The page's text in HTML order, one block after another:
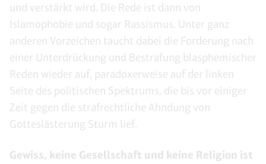
und verstärkt wird. Die Rede ist dann von
Islamophobie und sogar Rassismus. Unter ganz
anderen Vorzeichen taucht dabei die Forderung nach
einer Unterdrückung und Bestrafung blasphemischer
Reden wieder auf, paradoxerweise auf der linken
Seite des politischen Spektrums, die bis vor einiger
Zeit gegen die strafrechtliche Ahndung von
Gotteslästerung Sturm lief.
Gewiss, keine Gesellschaft und keine Religion ist